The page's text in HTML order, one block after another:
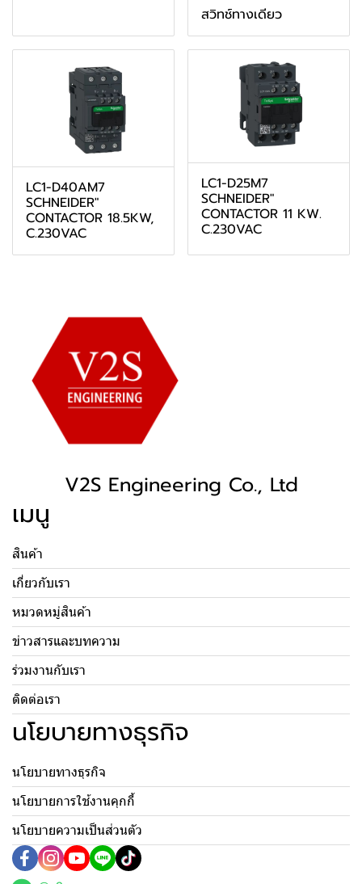
สวิทช์ทางเดียว
LC1-D40AM7
SCHNEIDER"
CONTACTOR 18.5KW,
C.230VAC
LC1-D25M7
SCHNEIDER"
CONTACTOR 11 KW.
C.230VAC
V2S Engineering Co., Ltd
เมนู
สินค้า
เกี่ยวกับเรา
หมวดหมู่สินค้า
ข่าวสารและบทความ
ร่วมงานกับเรา
ติดต่อเรา
นโยบายทางธุรกิจ
นโยบายทางธุรกิจ
นโยบายการใช้งานคุกกี้
นโยบายความเป็นส่วนตัว